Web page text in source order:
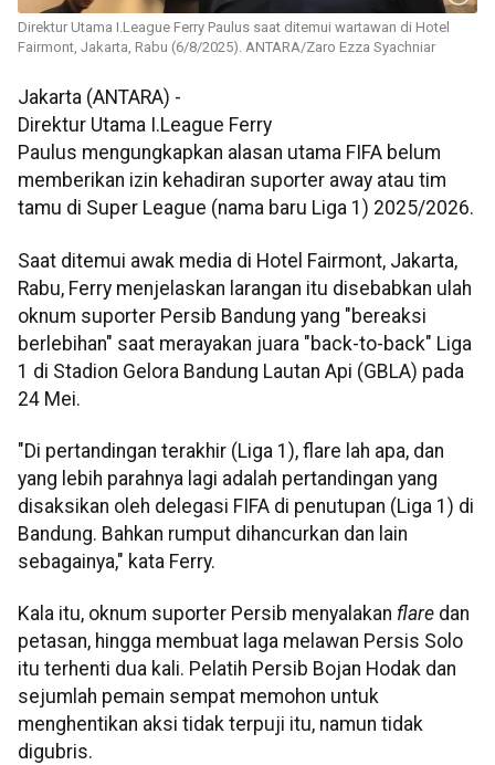
Direktur Utama I.League Ferry Paulus saat ditemui wartawan di Hotel
Fairmont, Jakarta, Rabu (6/8/2025). ANTARA/Zaro Ezza Syachniar
Jakarta (ANTARA) -
Direktur Utama I.League Ferry
Paulus mengungkapkan alasan utama FIFA belum
memberikan izin kehadiran suporter away atau tim
tamu di Super League (nama baru Liga 1) 2025/2026.
Saat ditemui awak media di Hotel Fairmont, Jakarta,
Rabu, Ferry menjelaskan larangan itu disebabkan ulah
oknum suporter Persib Bandung yang "bereaksi
berlebihan" saat merayakan juara "back-to-back" Liga
1 di Stadion Gelora Bandung Lautan Api (GBLA) pada
24 Mei.
"Di pertandingan terakhir (Liga 1), flare lah apa, dan
yang lebih parahnya lagi adalah pertandingan yang
disaksikan oleh delegasi FIFA di penutupan (Liga 1) di
Bandung. Bahkan rumput dihancurkan dan lain
sebagainya," kata Ferry.
Kala itu, oknum suporter Persib menyalakan flare dan
petasan, hingga membuat laga melawan Persis Solo
itu terhenti dua kali. Pelatih Persib Bojan Hodak dan
sejumlah pemain sempat memohon untuk
menghentikan aksi tidak terpuji itu, namun tidak
digubris.